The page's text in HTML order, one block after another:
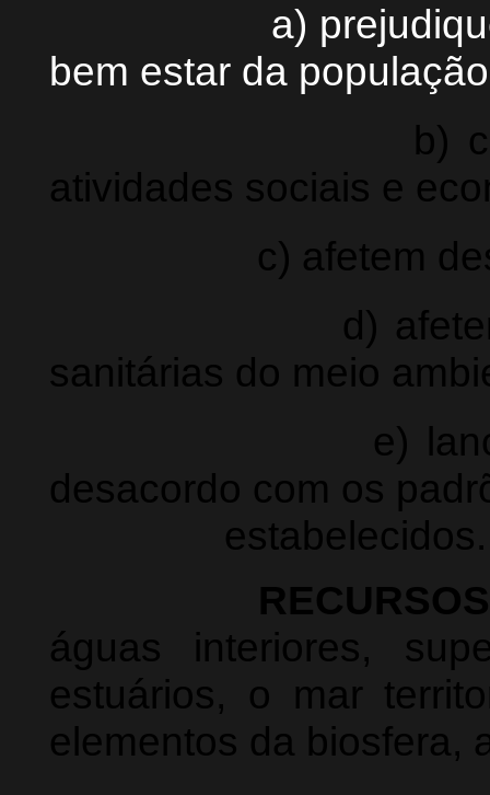
a) prejudiquem a
bem estar da população
b) criem
atividades sociais e
c) afetem
d) afetem as
sanitárias do meio
e) lancem
desacordo com os
estabelecidos.
águas interiores,
estuários, o mar
elementos da biosfera,